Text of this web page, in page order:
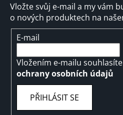
Vložte svůj e-mail a my vám
o nových produktech na
E-mail
Vložením e-mailu
ochrany osobních údajů
PŘIHLÁSIT SE